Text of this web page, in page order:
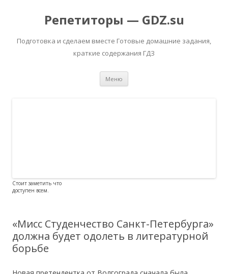
Репетиторы — GDZ.su
Подготовка и сделаем вместе Готовые домашние задания,
краткие содержания ГДЗ
Меню
Стоит заметить что
доступен всем.
«Мисс Студенчество Санкт-Петербурга»
должна будет одолеть в литературной
борьбе